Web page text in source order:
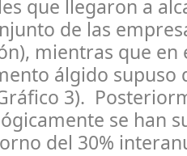
que llegaron a
de las
mientras que en
álgido supuso
3).
se han
del 30%